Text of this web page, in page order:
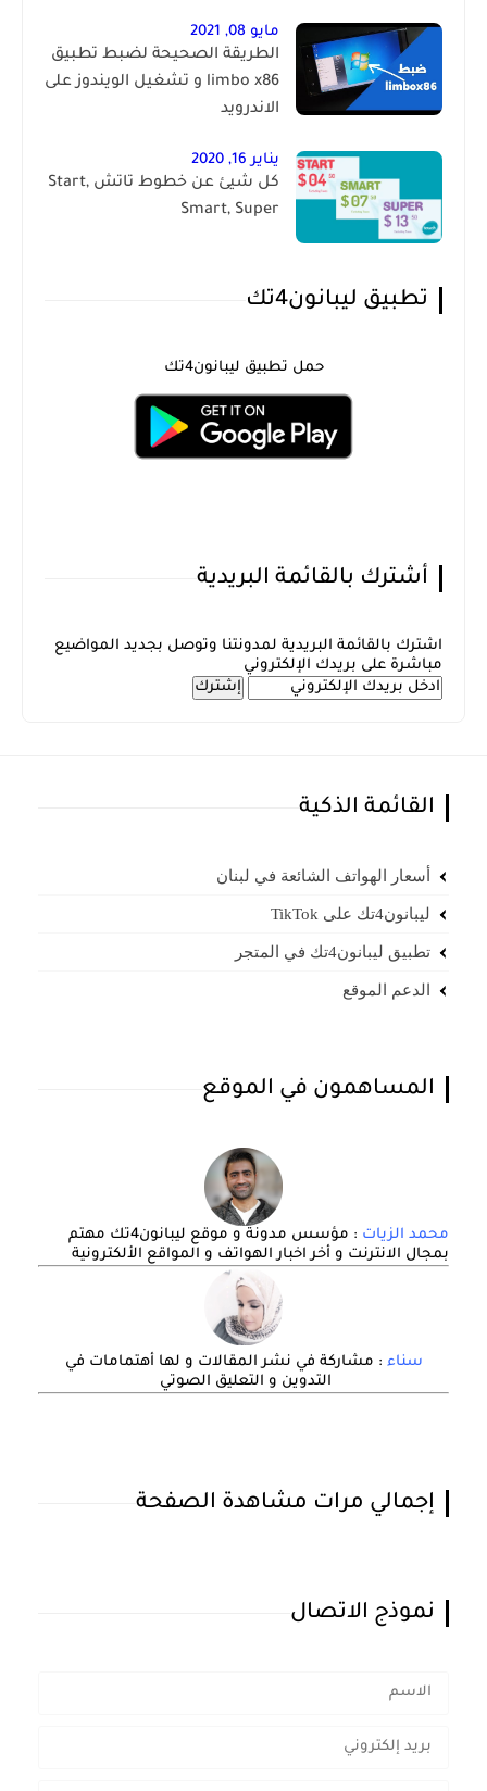
مايو 08, 2021
الطريقة الصحيحة لضبط تطبيق
limbo x86 و تشغيل الويندوز على
الاندرويد
يناير 16, 2020
كل شيئ عن خطوط تاتش Start,
Smart, Super
تطبيق ليبانون4تك
حمل تطبيق ليبانون4تك
أشترك بالقائمة البريدية
اشترك بالقائمة البريدية لمدونتنا وتوصل بجديد المواضيع
مباشرة على بريدك الإلكتروني
القائمة الذكية
أسعار الهواتف الشائعة في لبنان
ليبانون4تك على TikTok
تطبيق ليبانون4تك في المتجر
الدعم الموقع
المساهمون في الموقع
محمد الزيات
: مؤسس مدونة و موقع ليبانون4تك مهتم
بمجال الانترنت و أخر اخبار الهواتف و المواقع الألكترونية
سناء : مشاركة في نشر المقالات و لها أهتمامات في
التدوين و التعليق الصوتي
إجمالي مرات مشاهدة الصفحة
نموذج الاتصال